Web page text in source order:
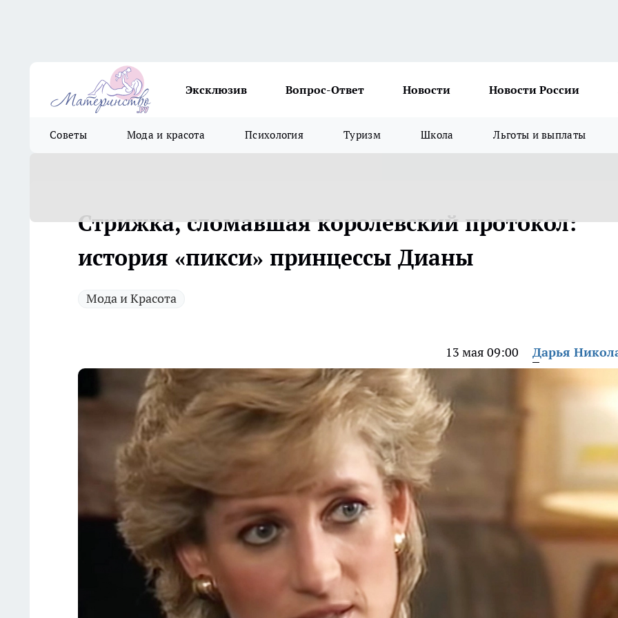
Эксклюзив Вопрос-Ответ Новости Новости России
Советы Мода и красота Психология Туризм Школа Льготы и выплаты
Стрижка, сломавшая королевский протокол:
история «пикси» принцессы Дианы
Мода и Красота
13 мая 09:00 Дарья